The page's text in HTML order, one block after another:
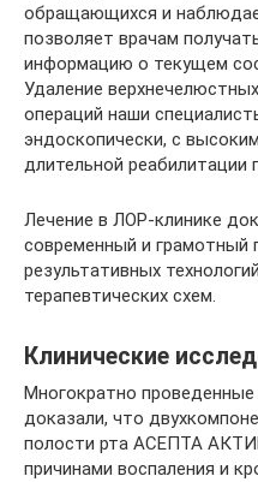
обращающихся и
позволяет врачам
информацию о текущем
Удаление
операций наши
эндоскопически, с
длительной реабилитации
Лечение в ЛОР-клинике
современный и грамотный
результативных
терапевтических схем.
Клинические
Многократно проведенные
доказали, что
полости рта АСЕПТА
причинами воспаления и